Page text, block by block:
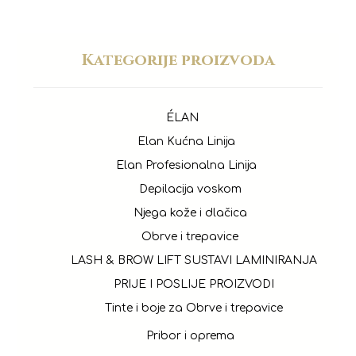
Kategorije proizvoda
ÉLAN
Elan Kućna Linija
Elan Profesionalna Linija
Depilacija voskom
Njega kože i dlačica
Obrve i trepavice
LASH & BROW LIFT SUSTAVI LAMINIRANJA
PRIJE I POSLIJE PROIZVODI
Tinte i boje za Obrve i trepavice
Pribor i oprema